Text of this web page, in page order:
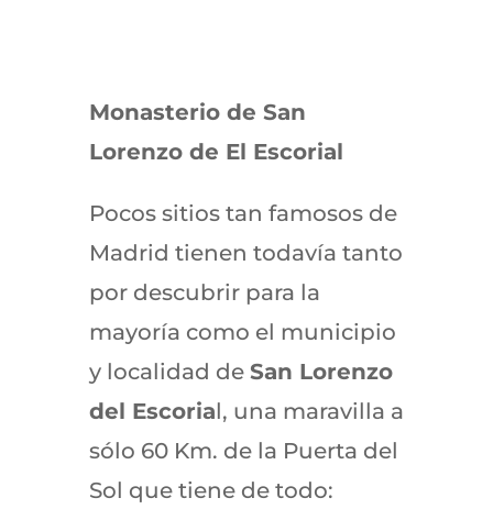
Monasterio de San
Lorenzo de El Escorial
Pocos sitios tan famosos de
Madrid tienen todavía tanto
por descubrir para la
mayoría como el municipio
y localidad de San Lorenzo
del Escorial, una maravilla a
sólo 60 Km. de la Puerta del
Sol que tiene de todo: